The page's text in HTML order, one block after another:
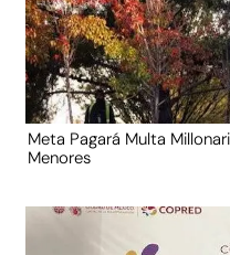
Meta Pagará Multa
Menores